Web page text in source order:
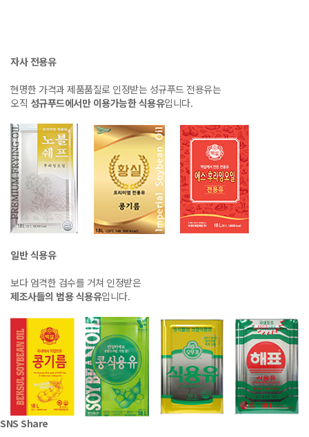
자사 전용유
현명한 가격과 제품품질로 인정받는 성규푸드 전용유는
오직 성규푸드에서만 이용가능한 식용유입니다.
일반 식용유
보다 엄격한 검수를 거쳐 인정받은
제조사들의 범용 식용유입니다.
SNS Share